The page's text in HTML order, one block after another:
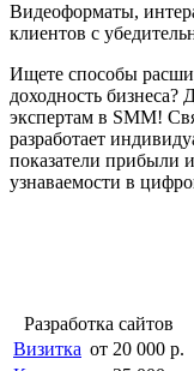
Видеоформаты,
клиентов с
Ищете способы
доходность бизнеса?
экспертам в SMM!
разработает
показатели прибыли
узнаваемости в
Разработка сайтов
Визитка от 20 000 р.